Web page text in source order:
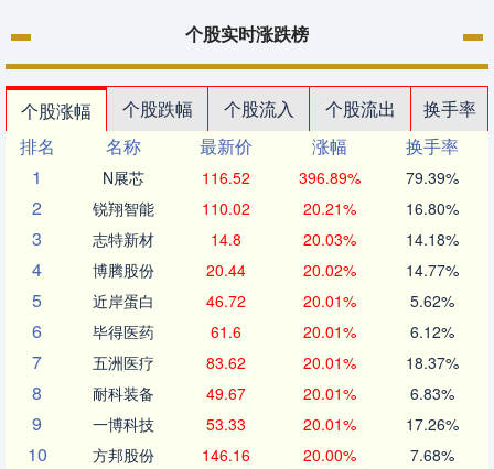
个股实时涨跌榜
个股涨幅 个股跌幅 个股流入 个股流出
换手率
排名
名称 最新价 涨幅
换手率
1
N展芯 116.52 396.89% 79.39%
2 锐翔智能 110.02 20.21% 16.80%
3 志特新材 14.8 20.03% 14.18%
4 博腾股份 20.44 20.02% 14.77%
5 近岸蛋白 46.72 20.01% 5.62%
6 毕得医药 61.6 20.01% 6.12%
7 五洲医疗 83.62 20.01% 18.37%
8 耐科装备 49.67 20.01% 6.83%
9 一博科技 53.33 20.01% 17.26%
10 方邦股份 146.16 20.00% 7.68%